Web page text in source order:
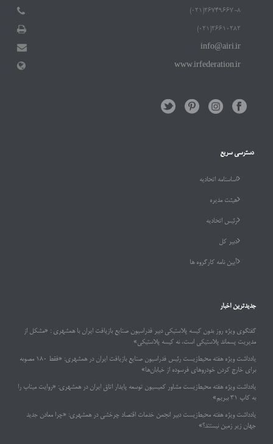
۲۶۷۴۹۶۶۷-۸(۰۲۱)
۲۶۶۱۰۲۸۲(۰۲۱)
info@airi.ir
www.irfederation.ir
دسترسی سریع
اساسنامه اتحادیه
هیئت مدیره
رئیس اتحادیه
دبیر کل
آیین نامه کارگروه ها
جدیدترین اخبار
گفتگوی ویژه روز بدون کیسه پلاستیکی دبیر فدراسیون صنایع بازیافت ایران با همشهری : «مشکل از
مدیریت پسماند پلاستیکی است، نه کیسه پلاستیکی»
یادداشت ویژه هفته محیط‌زیست رئیس فدراسیون صنایع بازیافت ایران در همشهری: «فقط ۱۸۰ مصوبه
برای خارج کردن خودروهای فرسوده از خیابان‌ها»
یادداشت ویژه هفته محیط‌زیست مشاور کمیسیون توسعه پایدار اتاق ایران در همشهری: «روایت میناب را
به کاپ ۳۱ ببریم»
یادداشت ویژه هفته محیط‌زیست دبیر انجمن خدمات اقتصاد چرخشی در همشهری: «چرا معادن جدید
جهان زیر زمین نیستند؟»